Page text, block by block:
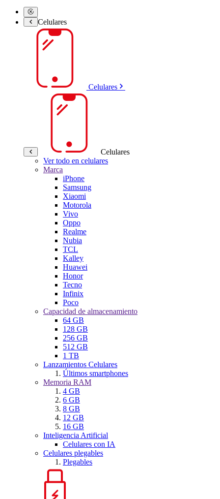
Celulares
Celulares
Celulares
Ver todo en celulares
Marca
iPhone
Samsung
Xiaomi
Motorola
Vivo
Oppo
Realme
Nubia
TCL
Kalley
Huawei
Honor
Tecno
Infinix
Poco
Capacidad de almacenamiento
64 GB
128 GB
256 GB
512 GB
1 TB
Lanzamientos Celulares
Últimos smartphones
Memoria RAM
4 GB
6 GB
8 GB
12 GB
16 GB
Inteligencia Artificial
Celulares con IA
Celulares plegables
Plegables